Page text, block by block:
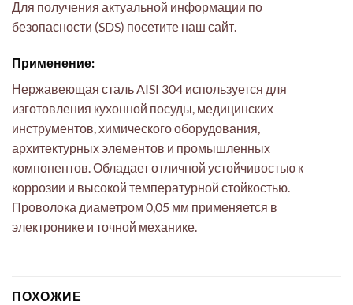
Для получения актуальной информации по
безопасности (SDS) посетите наш сайт.
Применение:
Нержавеющая сталь AISI 304 используется для
изготовления кухонной посуды, медицинских
инструментов, химического оборудования,
архитектурных элементов и промышленных
компонентов. Обладает отличной устойчивостью к
коррозии и высокой температурной стойкостью.
Проволока диаметром 0,05 мм применяется в
электронике и точной механике.
ПОХОЖИЕ